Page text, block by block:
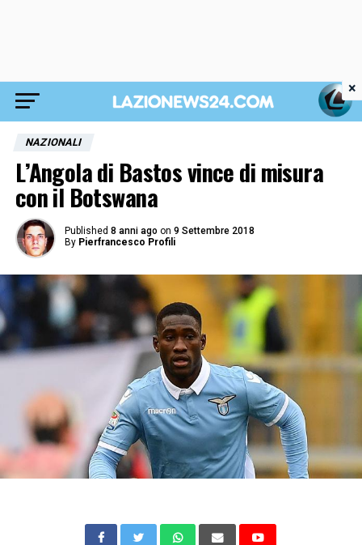
NAZIONALI
L’Angola di Bastos vince di misura
con il Botswana
Published 8 anni ago on 9 Settembre 2018
By Pierfrancesco Profili
×